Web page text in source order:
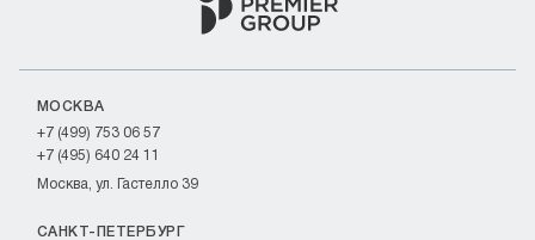
МОСКВА
+7 (499) 753 06 57
+7 (495) 640 24 11
Москва, ул. Гастелло 39
САНКТ-ПЕТЕРБУРГ